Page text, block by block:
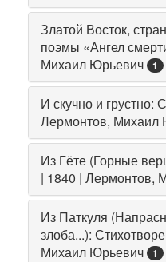
Златой Восток,
поэмы «Ангел
Михаил Юрьевич
1
И скучно и грустно:
Лермонтов, Михаил
Из Гёте (Горные
| 1840 | Лермонтов,
Из Паткуля
злоба...):
Михаил Юрьевич
1